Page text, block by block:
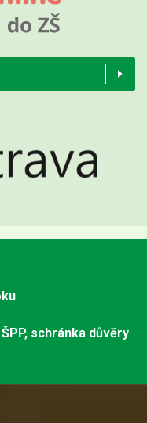
ŠPP, schránka důvěry